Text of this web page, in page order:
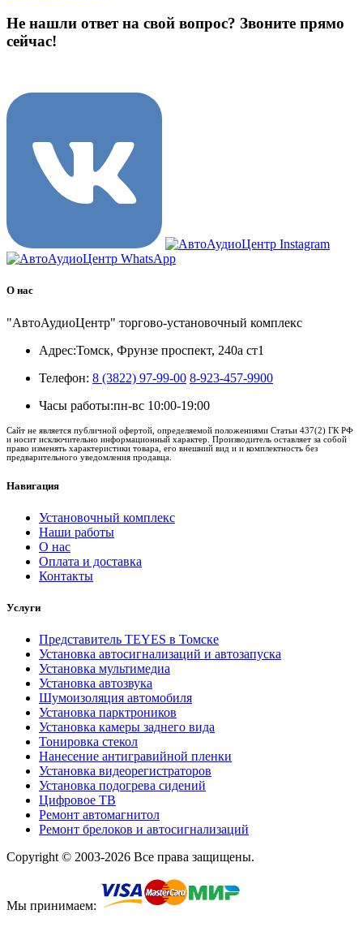
Не нашли ответ на свой вопрос? Звоните прямо
сейчас!
О нас
"АвтоАудиоЦентр" торгово-установочный комплекс
Адрес:Томск, Фрунзе проспект, 240а ст1
Телефон: 8 (3822) 97-99-00 8-923-457-9900
Часы работы:пн-вс 10:00-19:00
Сайт не является публичной офертой, определяемой положениями Статьи 437(2) ГК РФ
и носит исключительно информационный характер. Производитель оставляет за собой
право изменять характеристики товара, его внешний вид и и комплектность без
предварительного уведомления продавца.
Навигация
Установочный комплекс
Наши работы
О нас
Оплата и доставка
Контакты
Услуги
Представитель TEYES в Томске
Установка автосигнализаций и автозапуска
Установка мультимедиа
Установка автозвука
Шумоизоляция автомобиля
Установка парктроников
Установка камеры заднего вида
Тонировка стекол
Нанесение антигравийной пленки
Установка видеорегистраторов
Установка подогрева сидений
Цифровое ТВ
Ремонт автомагнитол
Ремонт брелоков и автосигнализаций
Copyright © 2003-2026 Все права защищены.
Мы принимаем: